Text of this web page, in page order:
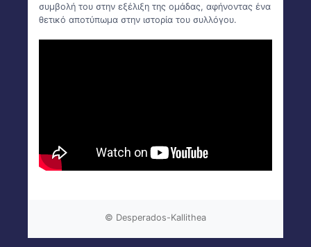
συμβολή του στην εξέλιξη της ομάδας, αφήνοντας ένα
θετικό αποτύπωμα στην ιστορία του συλλόγου.
© Desperados-Kallithea